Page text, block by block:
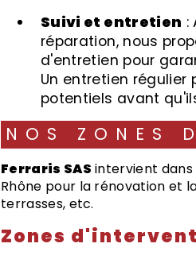
Suivi et entretien :
réparation, nous
d'entretien pour
Un entretien
potentiels avant
NOS ZONES
Ferraris SAS intervient dans
Rhône pour la rénovation et
terrasses, etc.
Zones